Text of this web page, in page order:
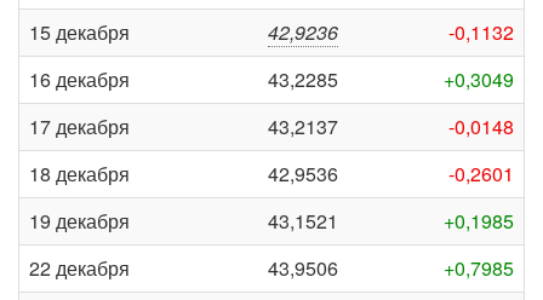
15 декабря
42,9236
-0,1132
16 декабря
43,2285
+0,3049
17 декабря
43,2137
-0,0148
18 декабря
42,9536
-0,2601
19 декабря
43,1521
+0,1985
22 декабря
43,9506
+0,7985